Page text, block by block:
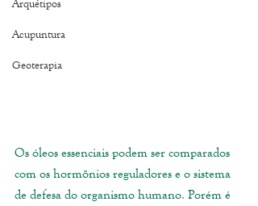
Arquétipos
Acupuntura
Geoterapia
Os óleos essenciais podem ser comparados
com os hormônios reguladores e o sistema
de defesa do organismo humano. Porém é